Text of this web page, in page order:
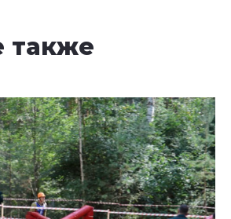
также